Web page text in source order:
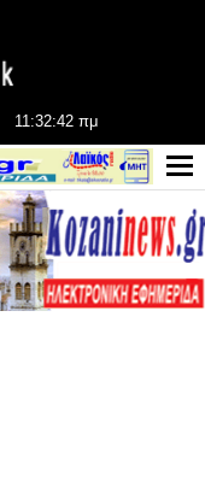
11:32:43 πμ